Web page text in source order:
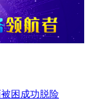
困成功脱险